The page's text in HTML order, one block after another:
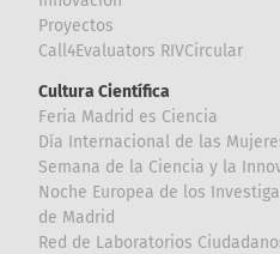
Proyectos
Call4Evaluators RIVCircular
Cultura Científica
Feria Madrid es Ciencia
Día Internacional de las
Semana de la Ciencia y la
Noche Europea de los
de Madrid
Red de Laboratorios